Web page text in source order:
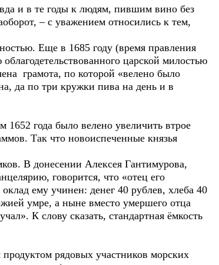
и в те годы к людям, пившим вино без
– с уважением относились к тем,
Еще в 1685 году (время правления
царской милостью
грамота, по которой «велено было
да по три кружки пива на день и в
года было велено увеличить втрое
Так что новоиспеченные князья
В донесении Алексея Гантимурова,
говорится, что «отец его
ему учинен: денег 40 рублев, хлеба 40
умре, а ныне вместо умершего отца
К слову сказать, стандартная ёмкость
рядовых участников морских